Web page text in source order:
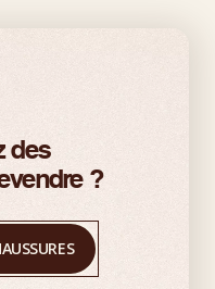
des
?